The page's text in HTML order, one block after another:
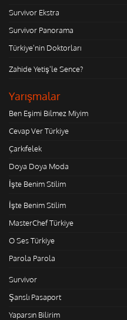
Survivor Ekstra
Survivor Panorama
Türkiye'nin Doktorları
Zahide Yetiş'le Sence?
Yarışmalar
Ben Eşimi Bilmez Miyim
Cevap Ver Türkiye
Çarkıfelek
Doya Doya Moda
İşte Benim Stilim
İşte Benim Stilim
MasterChef Türkiye
O Ses Türkiye
Parola Parola
Survivor
Şanslı Pasaport
Yaparsın Bilirim